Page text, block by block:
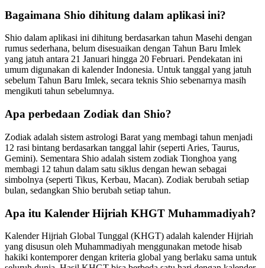
Bagaimana Shio dihitung dalam aplikasi ini?
Shio dalam aplikasi ini dihitung berdasarkan tahun Masehi dengan
rumus sederhana, belum disesuaikan dengan Tahun Baru Imlek
yang jatuh antara 21 Januari hingga 20 Februari. Pendekatan ini
umum digunakan di kalender Indonesia. Untuk tanggal yang jatuh
sebelum Tahun Baru Imlek, secara teknis Shio sebenarnya masih
mengikuti tahun sebelumnya.
Apa perbedaan Zodiak dan Shio?
Zodiak adalah sistem astrologi Barat yang membagi tahun menjadi
12 rasi bintang berdasarkan tanggal lahir (seperti Aries, Taurus,
Gemini). Sementara Shio adalah sistem zodiak Tionghoa yang
membagi 12 tahun dalam satu siklus dengan hewan sebagai
simbolnya (seperti Tikus, Kerbau, Macan). Zodiak berubah setiap
bulan, sedangkan Shio berubah setiap tahun.
Apa itu Kalender Hijriah KHGT Muhammadiyah?
Kalender Hijriah Global Tunggal (KHGT) adalah kalender Hijriah
yang disusun oleh Muhammadiyah menggunakan metode hisab
hakiki kontemporer dengan kriteria global yang berlaku sama untuk